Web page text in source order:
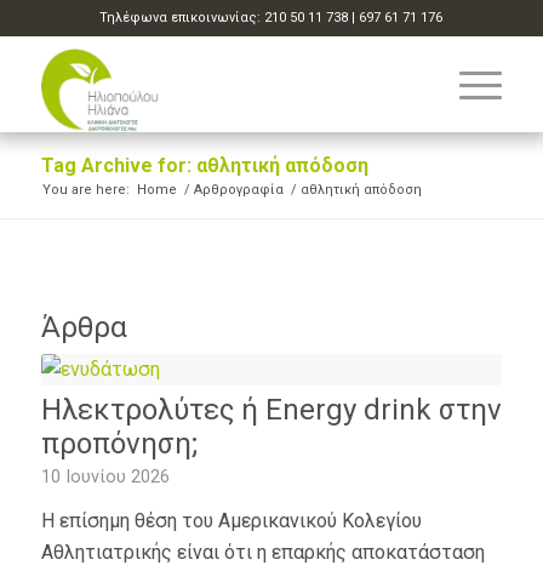
Τηλέφωνα επικοινωνίας: 210 50 11 738 | 697 61 71 176
Tag Archive for: αθλητική απόδοση
You are here: Home / Αρθρογραφία / αθλητική απόδοση
Άρθρα
Ηλεκτρολύτες ή Energy drink στην
προπόνηση;
10 Ιουνίου 2026
Η επίσημη θέση του Αμερικανικού Κολεγίου
Αθλητιατρικής είναι ότι η επαρκής αποκατάσταση